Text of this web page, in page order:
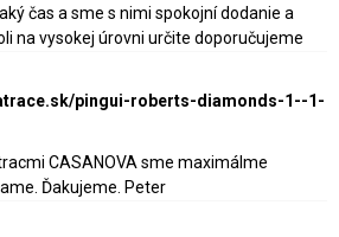
čas a sme s nimi spokojní dodanie a
na vysokej úrovni určite doporučujeme
pingui-roberts-diamonds-1--1-
CASANOVA sme maximálme
Ďakujeme. Peter